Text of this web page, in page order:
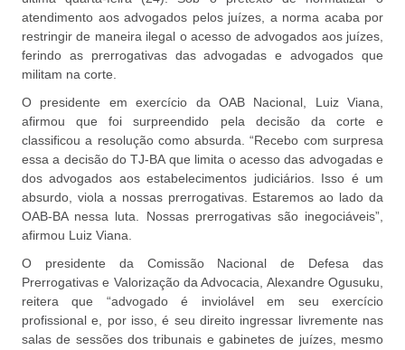
atendimento aos advogados pelos juízes, a norma acaba por
restringir de maneira ilegal o acesso de advogados aos juízes,
ferindo as prerrogativas das advogadas e advogados que
militam na corte.
O presidente em exercício da OAB Nacional, Luiz Viana,
afirmou que foi surpreendido pela decisão da corte e
classificou a resolução como absurda. “Recebo com surpresa
essa a decisão do TJ-BA que limita o acesso das advogadas e
dos advogados aos estabelecimentos judiciários. Isso é um
absurdo, viola a nossas prerrogativas. Estaremos ao lado da
OAB-BA nessa luta. Nossas prerrogativas são inegociáveis”,
afirmou Luiz Viana.
O presidente da Comissão Nacional de Defesa das
Prerrogativas e Valorização da Advocacia, Alexandre Ogusuku,
reitera que “advogado é inviolável em seu exercício
profissional e, por isso, é seu direito ingressar livremente nas
salas de sessões dos tribunais e gabinetes de juízes, mesmo